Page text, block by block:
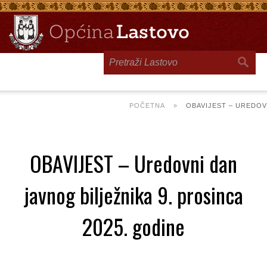
POČETNA » OBAVIJEST –
OBAVIJEST – Uredovni dan
javnog bilježnika 9. prosinca
2025. godine